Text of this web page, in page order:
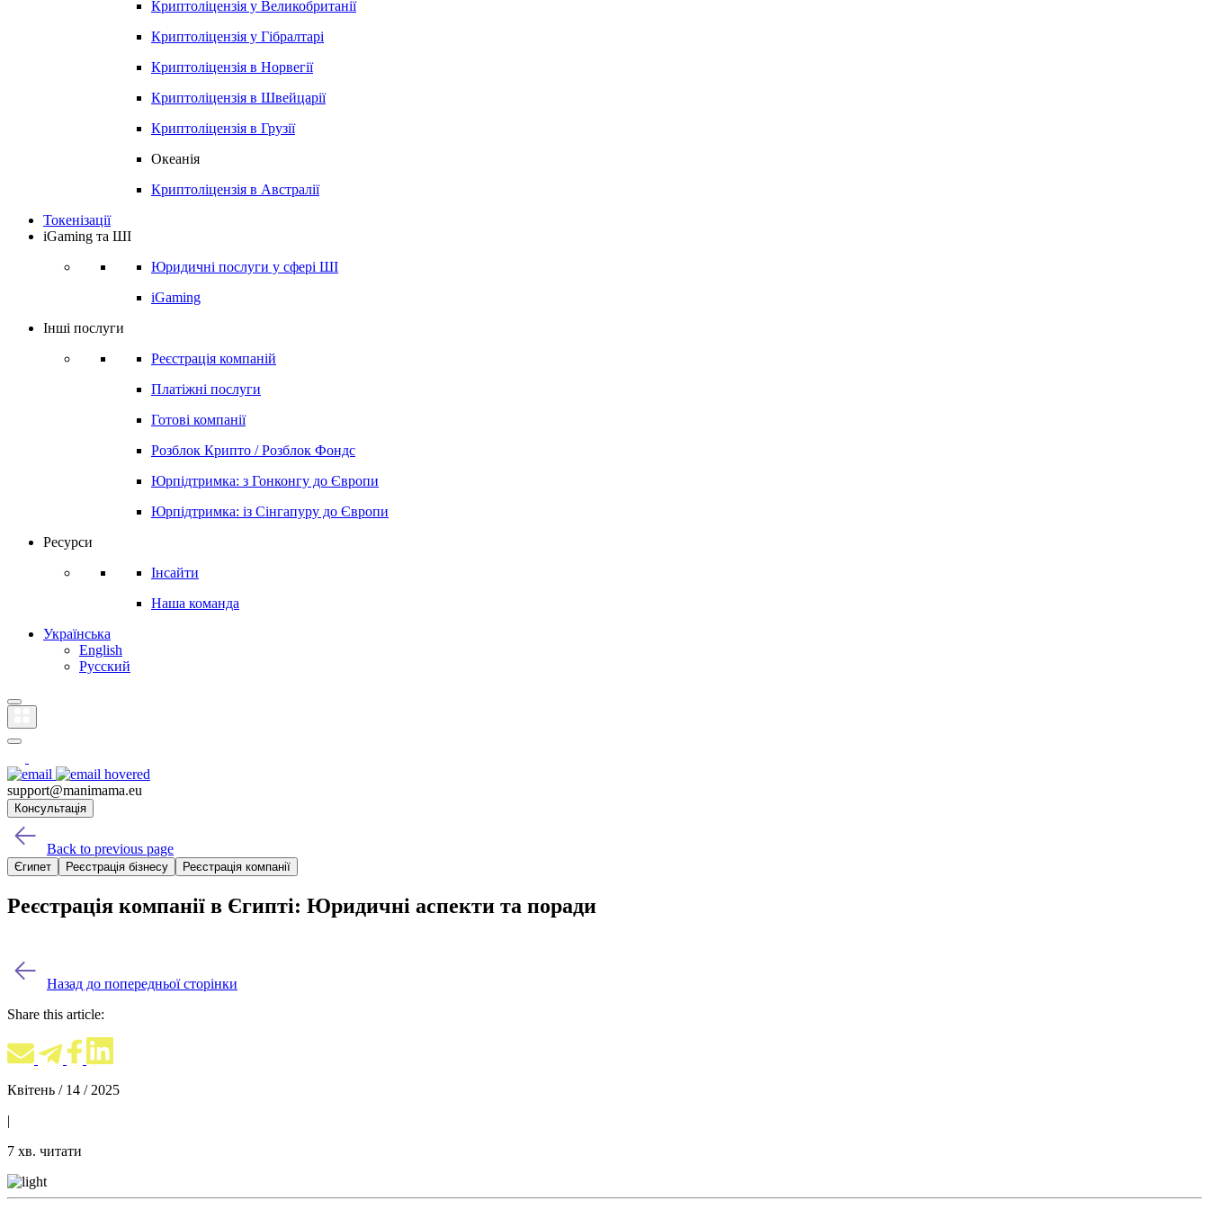
Криптоліцензія у Великобританії
Криптоліцензія у Гібралтарі
Криптоліцензія в Норвегії
Криптоліцензія в Швейцарії
Криптоліцензія в Грузії
Океанія
Криптоліцензія в Австралії
Токенізації
iGaming та ШІ
Юридичні послуги у сфері ШІ
iGaming
Інші послуги
Реєстрація компаній
Платіжні послуги
Готові компанії
Розблок Крипто / Розблок Фондс
Юрпідтримка: з Гонконгу до Європи
Юрпідтримка: із Сінгапуру до Європи
Ресурси
Інсайти
Наша команда
Українська
English
Русский
support@manimama.eu
Консультація
Back to previous page
Єгипет Реєстрація бізнесу Реєстрація компанії
Реєстрація компанії в Єгипті: Юридичні аспекти та поради
Назад до попередньої сторінки
Share this article:
Квітень / 14 / 2025
|
7 хв. читати